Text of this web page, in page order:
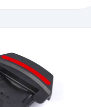
염기 및 다양한 염에 대
낮고 흡수율이 낮습
은 LED 스크린 기술에
방법으로 적용했습니